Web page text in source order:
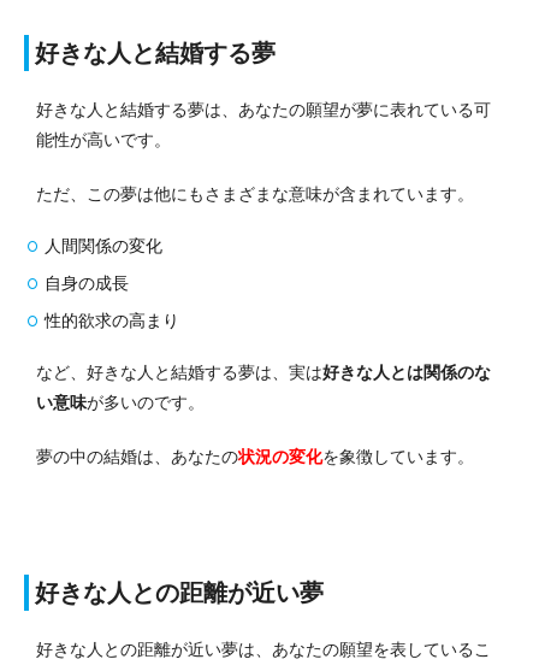
好きな人と結婚する夢
好きな人と結婚する夢は、あなたの願望が夢に表れている可
能性が高いです。
ただ、この夢は他にもさまざまな意味が含まれています。
人間関係の変化
自身の成長
性的欲求の高まり
など、好きな人と結婚する夢は、実は好きな人とは関係のな
い意味が多いのです。
夢の中の結婚は、あなたの状況の変化を象徴しています。
好きな人との距離が近い夢
好きな人との距離が近い夢は、あなたの願望を表しているこ